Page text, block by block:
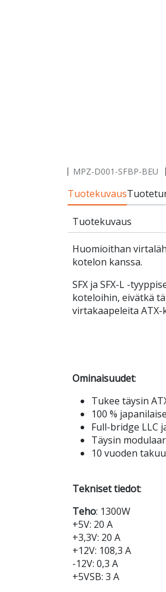
MPZ-D001-SFBP-BEU
Tuotekuvaus
Tuotekuvaus
Huomioithan
kotelon kanssa.
SFX ja SFX-L -
koteloihin, eivätkä
virtakaapeleita
Ominaisuudet:
Tukee täysin
100 %
Full-bridge LLC
Täysin
10 vuoden takuu
Tekniset tiedot:
Teho: 1300W
+5V: 20 A
+3,3V: 20 A
+12V: 108,3 A
-12V: 0,3 A
+5VSB: 3 A